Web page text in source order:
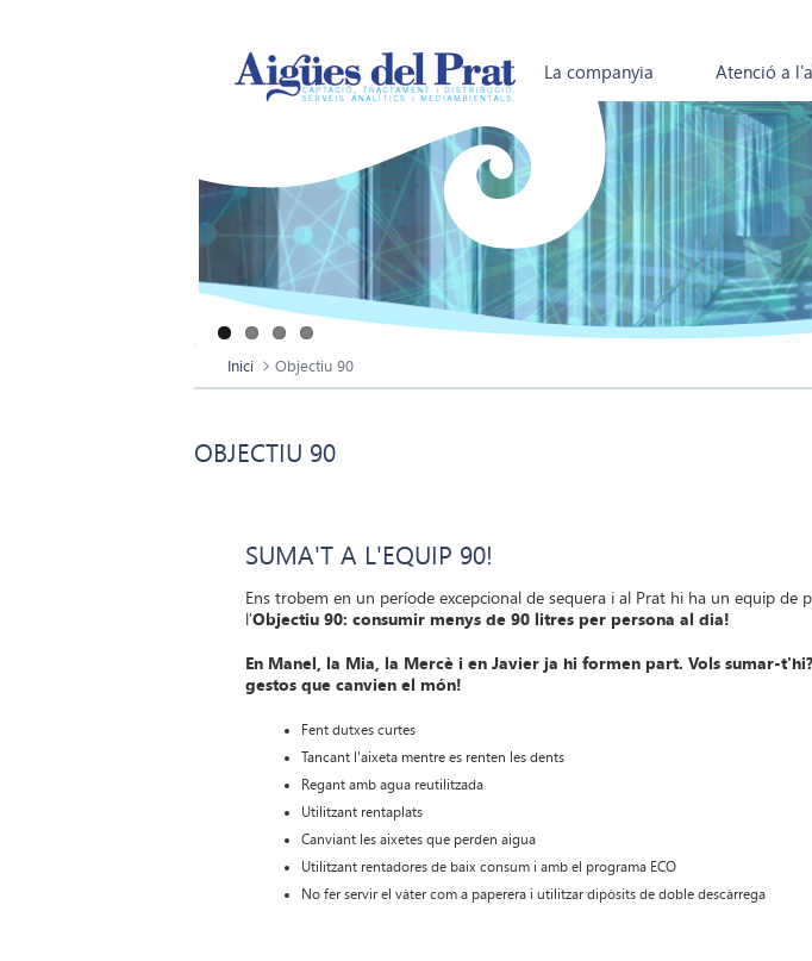
La companyia Atenció a
Inici Objectiu 90
OBJECTIU 90
SUMA'T A L'EQUIP 90!
Ens trobem en un període excepcional de sequera i al Prat hi ha un equip
l'Objectiu 90: consumir menys de 90 litres per persona al dia!
En Manel, la Mia, la Mercè i en Javier ja hi formen part. Vols sumar-
gestos que canvien el món!
Fent dutxes curtes
Tancant l'aixeta mentre es renten les dents
Regant amb agua reutilitzada
Utilitzant rentaplats
Canviant les aixetes que perden aigua
Utilitzant rentadores de baix consum i amb el programa ECO
No fer servir el vàter com a paperera i utilitzar dipòsits de doble descàrrega